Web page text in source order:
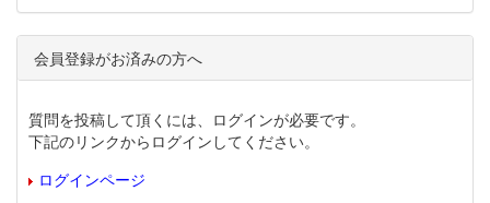
会員登録がお済みの方へ
質問を投稿して頂くには、ログインが必要です。
下記のリンクからログインしてください。
ログインページ